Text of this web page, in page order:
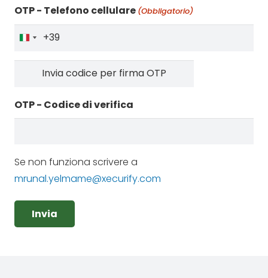
OTP - Telefono cellulare (Obbligatorio)
Italy
+39
Italy
+39
OTP - Codice di verifica
Se non funziona scrivere a
mrunal.yelmame@xecurify.com